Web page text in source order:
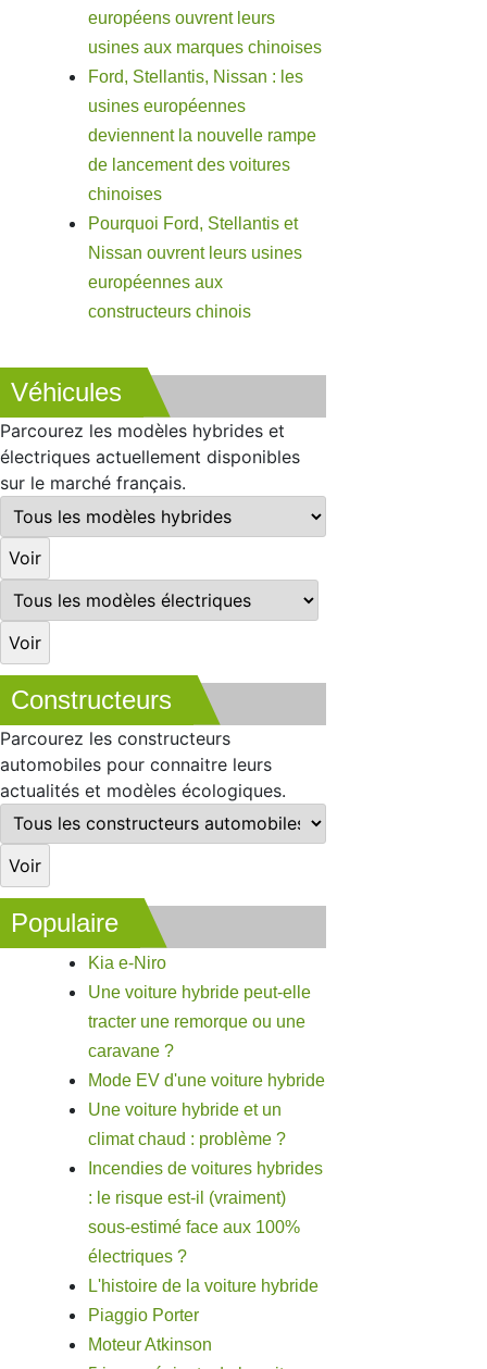
européens ouvrent leurs
usines aux marques chinoises
Ford, Stellantis, Nissan : les
usines européennes
deviennent la nouvelle rampe
de lancement des voitures
chinoises
Pourquoi Ford, Stellantis et
Nissan ouvrent leurs usines
européennes aux
constructeurs chinois
Véhicules
Parcourez les modèles hybrides et
électriques actuellement disponibles
sur le marché français.
Constructeurs
Parcourez les constructeurs
automobiles pour connaitre leurs
actualités et modèles écologiques.
Populaire
Kia e-Niro
Une voiture hybride peut-elle
tracter une remorque ou une
caravane ?
Mode EV d'une voiture hybride
Une voiture hybride et un
climat chaud : problème ?
Incendies de voitures hybrides
: le risque est-il (vraiment)
sous-estimé face aux 100%
électriques ?
L'histoire de la voiture hybride
Piaggio Porter
Moteur Atkinson